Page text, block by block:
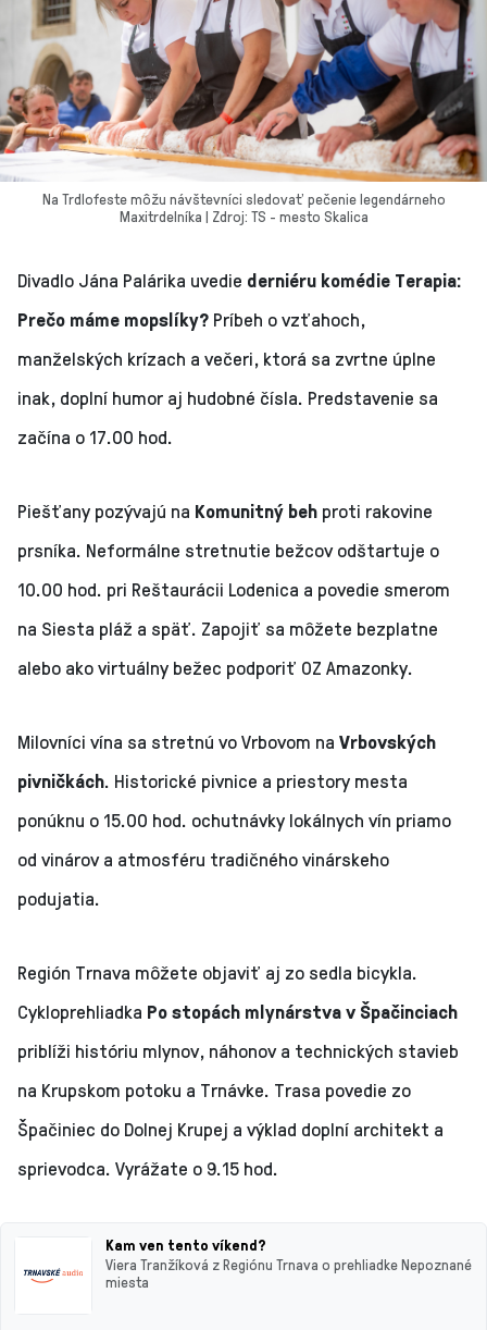
Na Trdlofeste môžu návštevníci sledovať pečenie legendárneho
Maxitrdelníka | Zdroj: TS - mesto Skalica
Divadlo Jána Palárika uvedie derniéru komédie Terapia:
Prečo máme mopslíky? Príbeh o vzťahoch,
manželských krízach a večeri, ktorá sa zvrtne úplne
inak, doplní humor aj hudobné čísla. Predstavenie sa
začína o 17.00 hod.
Piešťany pozývajú na Komunitný beh proti rakovine
prsníka. Neformálne stretnutie bežcov odštartuje o
10.00 hod. pri Reštaurácii Lodenica a povedie smerom
na Siesta pláž a späť. Zapojiť sa môžete bezplatne
alebo ako virtuálny bežec podporiť OZ Amazonky.
Milovníci vína sa stretnú vo Vrbovom na Vrbovských
pivničkách. Historické pivnice a priestory mesta
ponúknu o 15.00 hod. ochutnávky lokálnych vín priamo
od vinárov a atmosféru tradičného vinárskeho
podujatia.
Región Trnava môžete objaviť aj zo sedla bicykla.
Cykloprehliadka Po stopách mlynárstva v Špačinciach
priblíži históriu mlynov, náhonov a technických stavieb
na Krupskom potoku a Trnávke. Trasa povedie zo
Špačiniec do Dolnej Krupej a výklad doplní architekt a
sprievodca. Vyrážate o 9.15 hod.
Kam ven tento víkend?
Viera Tranžíková z Regiónu Trnava o prehliadke Nepoznané
miesta